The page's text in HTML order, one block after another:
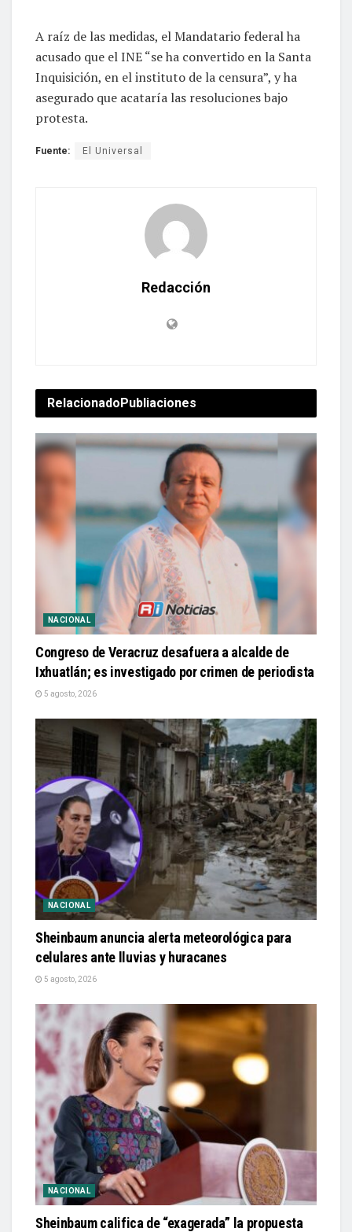
A raíz de las medidas, el Mandatario federal ha
acusado que el INE “se ha convertido en la Santa
Inquisición, en el instituto de la censura”, y ha
asegurado que acataría las resoluciones bajo
protesta.
Fuente: El Universal
Redacción
RelacionadoPubliaciones
NACIONAL
Congreso de Veracruz desafuera a alcalde de
Ixhuatlán; es investigado por crimen de periodista
5 agosto, 2026
NACIONAL
Sheinbaum anuncia alerta meteorológica para
celulares ante lluvias y huracanes
5 agosto, 2026
NACIONAL
Sheinbaum califica de “exagerada” la propuesta